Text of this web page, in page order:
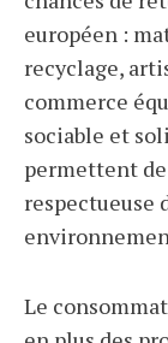
européen :
recyclage,
commerce
sociable et
permettent
respectueuse
Le